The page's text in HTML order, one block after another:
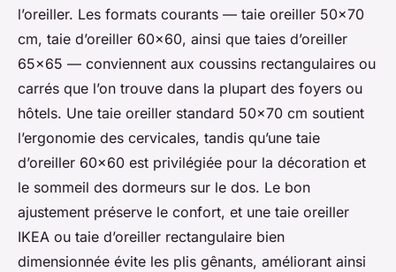
l’oreiller. Les formats courants — taie oreiller 50x70
cm, taie d’oreiller 60x60, ainsi que taies d’oreiller
65x65 — conviennent aux coussins rectangulaires ou
carrés que l’on trouve dans la plupart des foyers ou
hôtels. Une taie oreiller standard 50x70 cm soutient
l’ergonomie des cervicales, tandis qu’une taie
d’oreiller 60x60 est privilégiée pour la décoration et
le sommeil des dormeurs sur le dos. Le bon
ajustement préserve le confort, et une taie oreiller
IKEA ou taie d’oreiller rectangulaire bien
dimensionnée évite les plis gênants, améliorant ainsi